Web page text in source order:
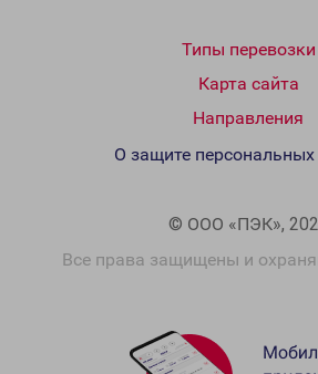
Типы перевозки
Карта сайта
Направления
© ООО «ПЭК»,
Все права защищены и
О защите